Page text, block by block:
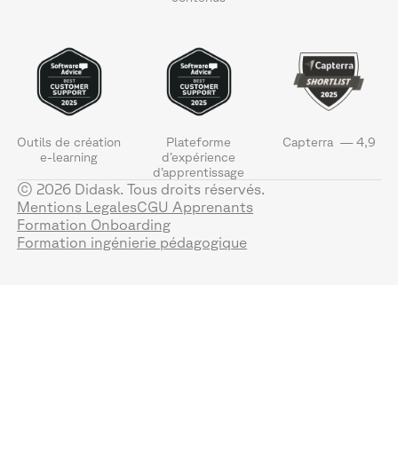
Outils de création
e-learning
Plateforme
d’expérience
d’apprentissage
Capterra — 4,9
© 2026 Didask. Tous droits réservés.
Mentions LegalesCGU Apprenants
Formation Onboarding
Formation ingénierie pédagogique